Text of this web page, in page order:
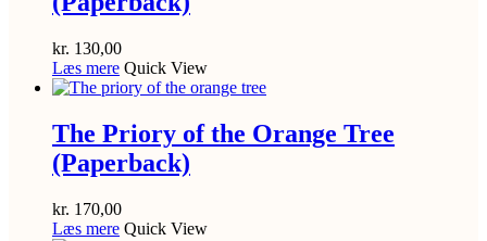
kr. 130,00
Læs mere Quick View
The Priory of the Orange Tree
(Paperback)
kr. 170,00
Læs mere Quick View